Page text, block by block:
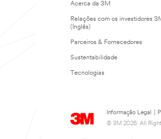
Acerca da 3M
Relações com os investidores
(Inglês)
Parceiros & Fornecedores
Sustentabilidade
Tecnologias
Informação Legal
© 3M 2026. All